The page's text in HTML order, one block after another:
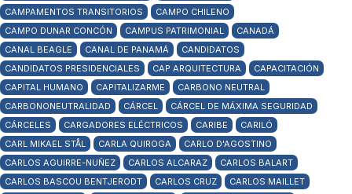
CAMPAMENTOS TRANSITORIOS
CAMPO CHILENO
CAMPO DUNAR CONCÓN
CAMPUS PATRIMONIAL
CANADÁ
CANAL BEAGLE
CANAL DE PANAMÁ
CANDIDATOS
CANDIDATOS PRESIDENCIALES
CAP ARQUITECTURA
CAPACITACIÓN
CAPITAL HUMANO
CAPITALIZARME
CARBONO NEUTRAL
CARBONONEUTRALIDAD
CÁRCEL
CÁRCEL DE MÁXIMA SEGURIDAD
CÁRCELES
CARGADORES ELÉCTRICOS CARIBE
CARILÓ
CARL MIKAEL STÅL
CARLA QUIROGA
CARLO D'AGOSTINO
CARLOS AGUIRRE-NUÑEZ
CARLOS ALCARAZ
CARLOS BALART
CARLOS BASCOU BENTJERODT
CARLOS CRUZ
CARLOS MAILLET